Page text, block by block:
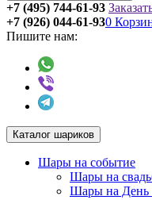
+7 (495) 744-61-93
+7 (926) 044-61-93
Пишите нам:
0
Каталог шариков
Шары на событие
Шары на
Шары на День